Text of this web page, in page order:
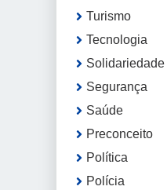
Turismo
Tecnologia
Solidariedade
Segurança
Saúde
Preconceito
Política
Polícia